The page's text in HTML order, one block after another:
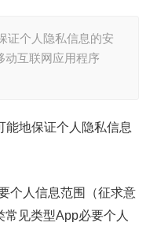
证个人隐私信息的安
动互联网应用程序
能地保证个人隐私信息
个人信息范围（征求意
见类型App必要个人